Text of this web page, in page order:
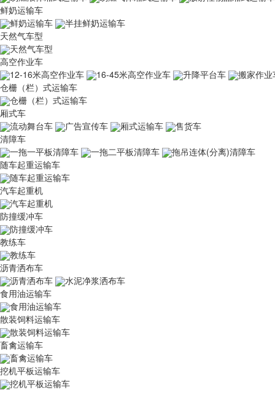
鲜奶运输车
鲜奶运输车
半挂鲜奶运输车
天然气车型
天然气车型
高空作业车
12-16米高空作业车
16-45米高空作业车 升降平台车
搬家作业
仓栅（栏）式运输车
仓栅（栏）式运输车
厢式车
流动舞台车
广告宣传车 厢式运输车
售货车
清障车
一拖一平板清障车
一拖二平板清障车
拖吊连体(分离)清障车
随车起重运输车
随车起重运输车
汽车起重机
汽车起重机
防撞缓冲车
防撞缓冲车
教练车
教练车
沥青洒布车
沥青洒布车
水泥净浆洒布车
食用油运输车
食用油运输车
散装饲料运输车
散装饲料运输车
畜禽运输车
畜禽运输车
挖机平板运输车
挖机平板运输车